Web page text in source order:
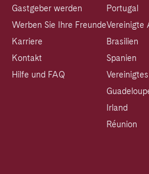
Gastgeber werden
Werben Sie Ihre Freunde
Karriere
Kontakt
Hilfe und FAQ
Portugal
Vereinigte
Brasilien
Spanien
Irland
Réunion